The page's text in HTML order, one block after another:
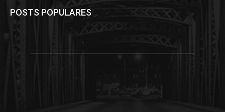
POSTS POPULARES